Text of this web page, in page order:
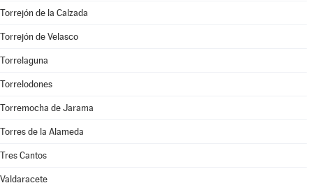
Torrejón de la Calzada
Torrejón de Velasco
Torrelaguna
Torrelodones
Torremocha de Jarama
Torres de la Alameda
Tres Cantos
Valdaracete